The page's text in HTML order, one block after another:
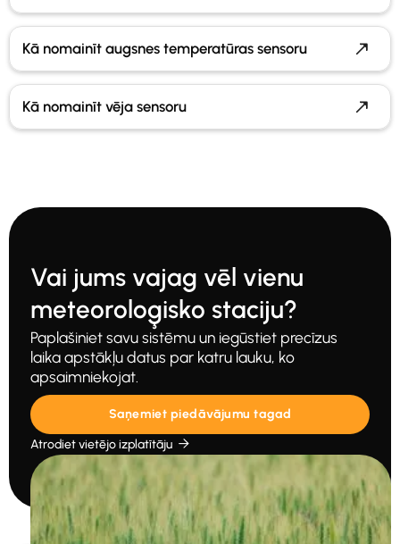
Kā nomainīt augsnes temperatūras sensoru
Kā nomainīt vēja sensoru
Vai jums vajag vēl vienu
meteoroloģisko staciju?
Paplašiniet savu sistēmu un iegūstiet precīzus
laika apstākļu datus par katru lauku, ko
apsaimniekojat.
Saņemiet piedāvājumu tagad
Atrodiet vietējo izplatītāju 